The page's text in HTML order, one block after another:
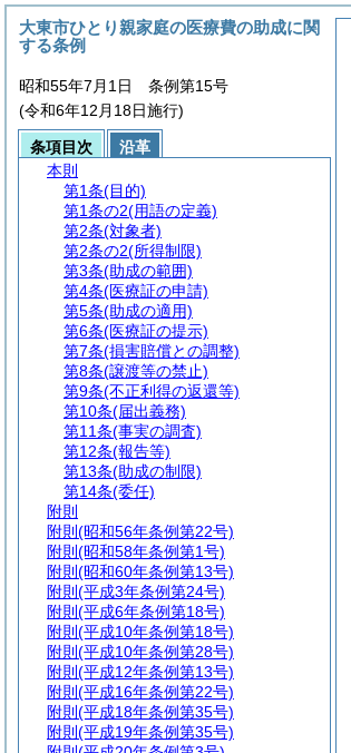
大東市ひとり親家庭の医療費の助成に関
する条例
昭和55年7月1日 条例第15号
(令和6年12月18日施行)
条項目次
沿革
本則
第1条(目的)
第1条の2(用語の定義)
第2条(対象者)
第2条の2(所得制限)
第3条(助成の範囲)
第4条(医療証の申請)
第5条(助成の適用)
第6条(医療証の提示)
第7条(損害賠償との調整)
第8条(譲渡等の禁止)
第9条(不正利得の返還等)
第10条(届出義務)
第11条(事実の調査)
第12条(報告等)
第13条(助成の制限)
第14条(委任)
附則
附則 (昭和56年条例第22号)
附則 (昭和58年条例第1号)
附則 (昭和60年条例第13号)
附則 (平成3年条例第24号)
附則 (平成6年条例第18号)
附則 (平成10年条例第18号)
附則 (平成10年条例第28号)
附則 (平成12年条例第13号)
附則 (平成16年条例第22号)
附則 (平成18年条例第35号)
附則 (平成19年条例第35号)